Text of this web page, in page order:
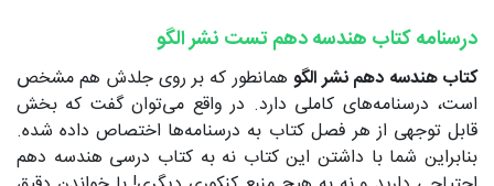
درسنامه کتاب هندسه دهم تست نشر الگو
کتاب هندسه دهم نشر الگو همانطور که بر روی جلدش هم مشخص
است، درسنامه‌های کاملی دارد. در واقع می‌توان گفت که بخش
قابل توجهی از هر فصل کتاب به درسنامه‌ها اختصاص داده شده.
بنابراین شما با داشتن این کتاب نه به کتاب درسی هندسه دهم